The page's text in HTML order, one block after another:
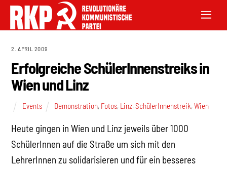
2. APRIL 2009
Erfolgreiche SchülerInnenstreiks in
Wien und Linz
Events Demonstration, Fotos, Linz,SchülerInnenstreik,Wien
Heute gingen in Wien und Linz jeweils über 1000
SchülerInnen auf die Straße um sich mit den
LehrerInnen zu solidarisieren und für ein besseres